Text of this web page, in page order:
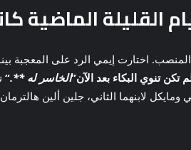
القليلة الماضية
اختارت إيمي الرد على المعجبة
تكن تنوي البكاء بعد الآن”الخاسر له **.“